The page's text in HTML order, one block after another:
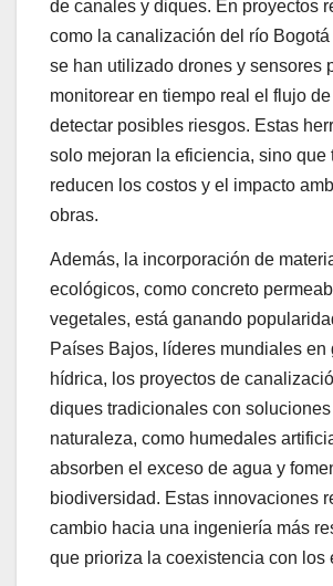
de canales y diques. En proyectos
como la canalización del río
se han utilizado drones y sensores
monitorear en tiempo real el flujo
detectar posibles riesgos. Estas
solo mejoran la eficiencia, sino que
reducen los costos y el impacto
obras.
Además, la incorporación de
ecológicos, como concreto
vegetales, está ganando
Países Bajos, líderes mundiales en
hídrica, los proyectos de
diques tradicionales con
naturaleza, como humedales
absorben el exceso de agua y
biodiversidad. Estas innovaciones
cambio hacia una ingeniería más
que prioriza la coexistencia con los